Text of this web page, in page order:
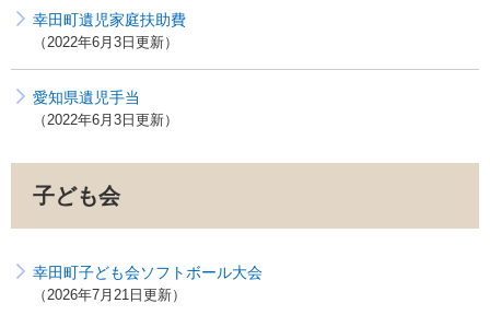
幸田町遺児家庭扶助費
2022年6月3日更新
愛知県遺児手当
2022年6月3日更新
子ども会
幸田町子ども会ソフトボール大会
2026年7月21日更新